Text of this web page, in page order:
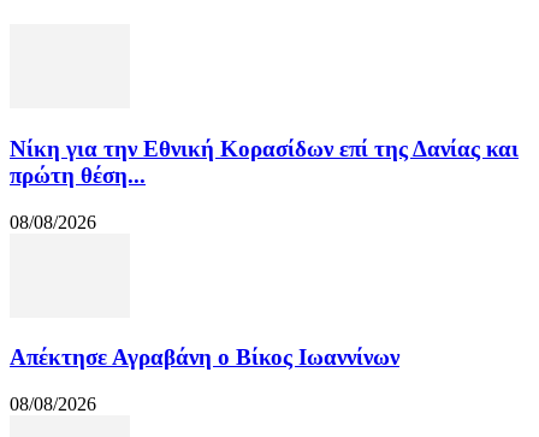
Νίκη για την Εθνική Κορασίδων επί της Δανίας και
πρώτη θέση...
08/08/2026
Απέκτησε Αγραβάνη ο Βίκος Ιωαννίνων
08/08/2026